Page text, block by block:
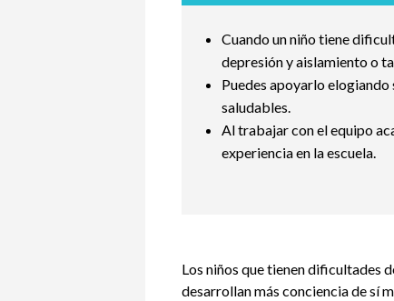
Cuando un niño tiene
depresión y aislamiento o
Puedes apoyarlo
saludables.
Al trabajar con el equipo
experiencia en la escuela.
Los niños que tienen dificultades
desarrollan más conciencia de sí